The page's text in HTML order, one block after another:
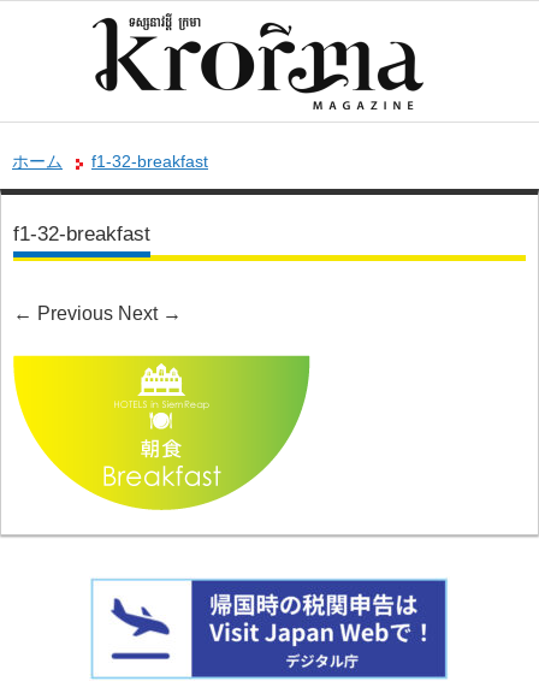
ホーム f1-32-breakfast
f1-32-breakfast
← Previous Next →